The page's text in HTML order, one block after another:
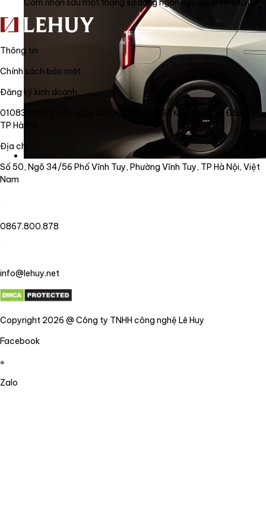
Cảm nhận sau một tháng sử dụng ngôn ngữ lập trình Clojure
Thông tin
Chính sách bảo mật
Đăng ký kinh doanh
0108340562 cấp ngày 27/06/2018 bởi Sở Kế Hoạch và Đầu Tư
TP Hà Nội
Địa chỉ
Số 50, Ngõ 34/56 Phố Vĩnh Tuy, Phường Vĩnh Tuy, TP Hà Nội, Việt
Nam
0867.800.878
info@lehuy.net
Copyright 2026 @ Công ty TNHH công nghệ Lê Huy
Facebook
Zalo